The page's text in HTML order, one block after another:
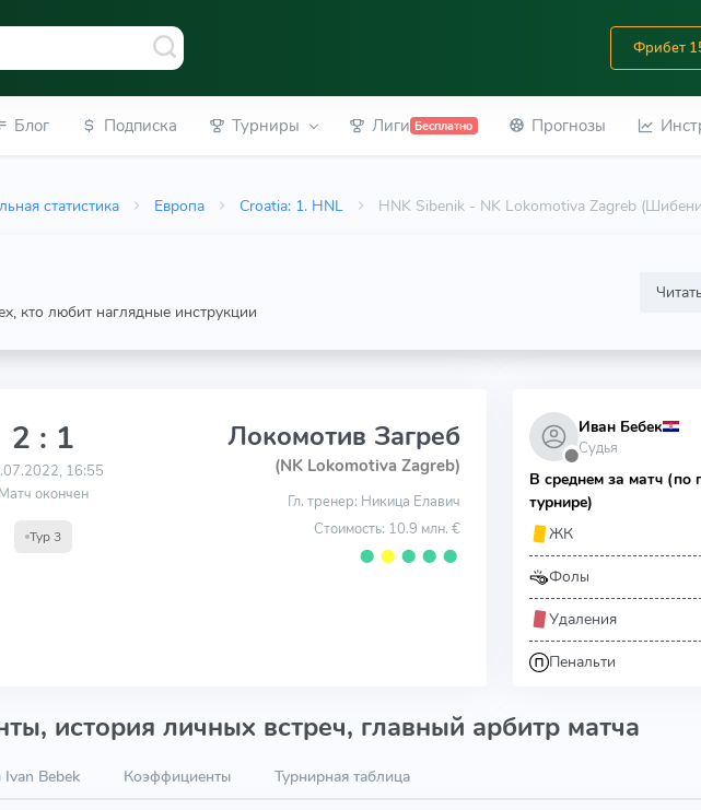
Фрибет
Блог Подписка Турниры Лиги Бесплатно Прогнозы
статистика Европа Croatia: 1. HNL HNK Sibenik - NK Lokomotiva Zagreb
кто любит наглядные инструкции
2 : 1
16:55
Матч окончен
Тур 3
Локомотив Загреб
(NK Lokomotiva Zagreb)
Гл. тренер: Никица Елавич
Стоимость: 10.9 млн. €
⬤ ⬤ ⬤ ⬤ ⬤
⬤
Иван Бебек
Судья
В среднем за матч (по
турнире)
ЖК
Фолы
Удаления
Пенальти
история личных встреч, главный арбитр матча
Bebek Коэффициенты Турнирная таблица